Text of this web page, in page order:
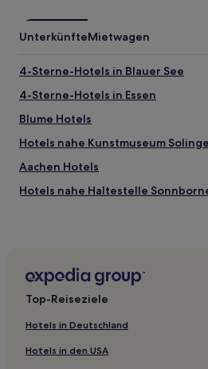
UnterkünfteMietwagen
4-Sterne-Hotels in Blauer See
4-Sterne-Hotels in Essen
Blume Hotels
Hotels nahe Kunstmuseum
Aachen Hotels
Hotels nahe Haltestelle
Ennepe-Ruhr-Kreis: Hotels
Hotels nahe Röntgen-Museum
Hetterscheidt Hotels
Hotels nahe Merkur Spiel-Arena
Top-Reiseziele
Hotels in Deutschland
Hotels in den USA